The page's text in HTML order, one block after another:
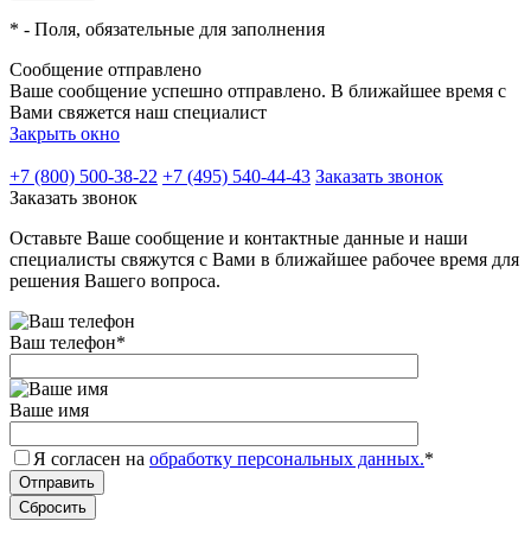
* - Поля, обязательные для заполнения
Сообщение отправлено
Ваше сообщение успешно отправлено. В ближайшее время с
Вами свяжется наш специалист
Закрыть окно
+7 (800) 500-38-22 +7 (495) 540-44-43 Заказать звонок
Заказать звонок
Оставьте Ваше сообщение и контактные данные и наши
специалисты свяжутся с Вами в ближайшее рабочее время для
решения Вашего вопроса.
Ваш телефон*
Ваше имя
Я согласен на обработку персональных данных.*